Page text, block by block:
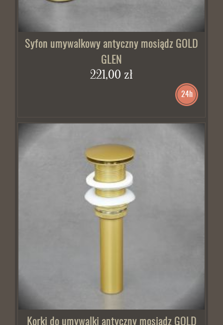
Syfon umywalkowy antyczny mosiądz GOLD
GLEN
221,00 zł
24h
Korki do umywalki antyczny mosiądz GOLD